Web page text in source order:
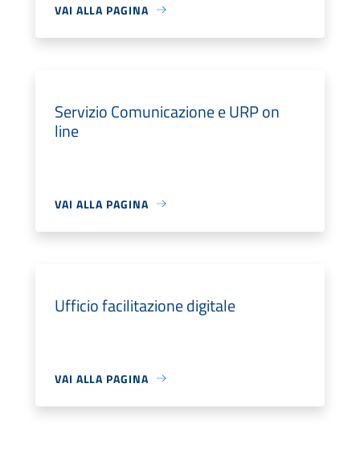
VAI ALLA PAGINA
Servizio Comunicazione e URP on
line
VAI ALLA PAGINA
Ufficio facilitazione digitale
VAI ALLA PAGINA